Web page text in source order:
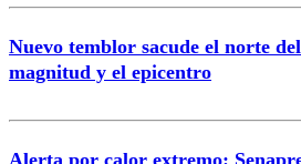
Nuevo temblor sacude el norte
magnitud y el epicentro